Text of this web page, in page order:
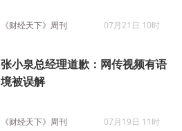
《财经天下》周刊 07月21日 10时
张小泉总经理道歉：网传视频有语
境被误解
《财经天下》周刊 07月19日 11时